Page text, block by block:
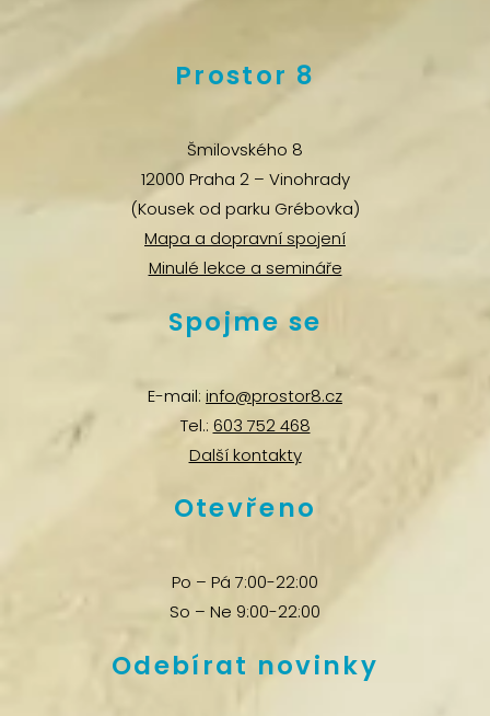
Prostor 8
Šmilovského 8
12000 Praha 2 – Vinohrady
(Kousek od parku Grébovka)
Mapa a dopravní spojení
Minulé lekce a semináře
Spojme se
E-mail: info@prostor8.cz
Tel.: 603 752 468
Další kontakty
Otevřeno
Po – Pá 7:00-22:00
So – Ne 9:00-22:00
Odebírat novinky